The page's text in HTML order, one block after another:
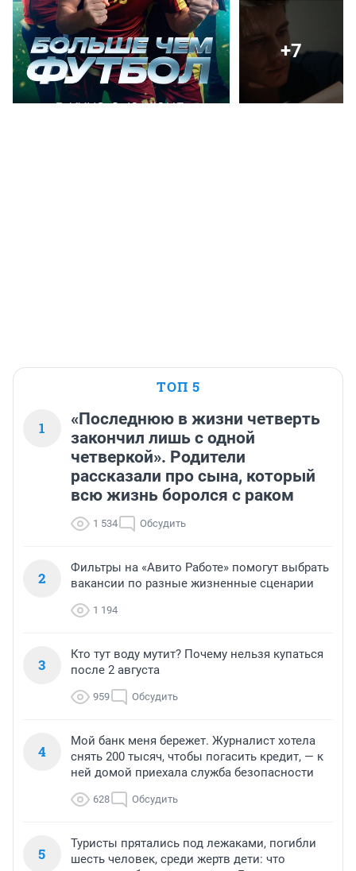
+7
ТОП 5
1
«Последнюю в жизни четверть
закончил лишь с одной
четверкой». Родители
рассказали про сына, который
всю жизнь боролся с раком
1 534 Обсудить
2
Фильтры на «Авито Работе» помогут выбрать
вакансии по разные жизненные сценарии
1 194
3
Кто тут воду мутит? Почему нельзя купаться
после 2 августа
959 Обсудить
4
Мой банк меня бережет. Журналист хотела
снять 200 тысяч, чтобы погасить кредит, — к
ней домой приехала служба безопасности
628 Обсудить
5
Туристы прятались под лежаками, погибли
шесть человек, среди жертв дети: что